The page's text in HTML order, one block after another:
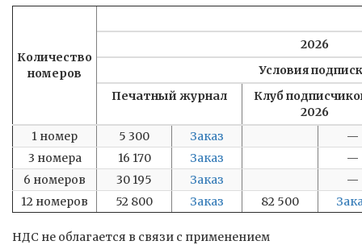
Количество
номеров
2026
Условия
Печатный журнал
Клуб
2026
1 номер
5 300 Заказ
—
3 номера
16 170 Заказ
—
6 номеров
30 195 Заказ
—
12 номеров
52 800 Заказ 82 500
НДС не облагается в связи с применением